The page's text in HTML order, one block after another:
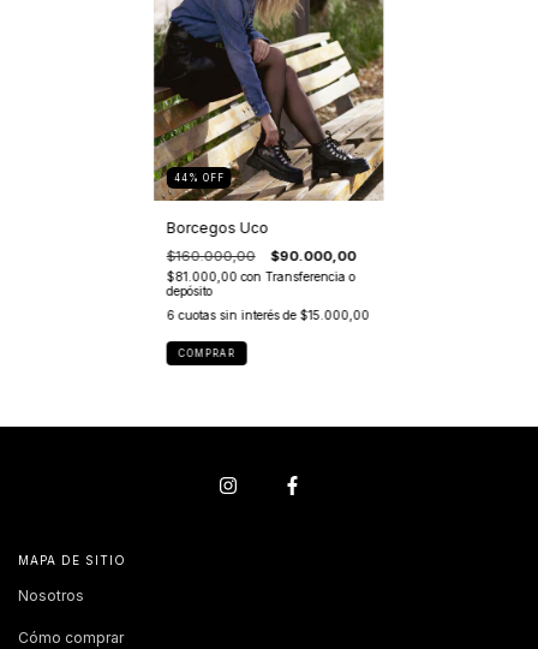
44 % OFF
Borcegos Uco
$160.000,00 $90.000,00
$81.000,00con Transferencia o
depósito
6 cuotas sin interés de $15.000,00
COMPRAR
MAPA DE SITIO
Nosotros
Cómo comprar